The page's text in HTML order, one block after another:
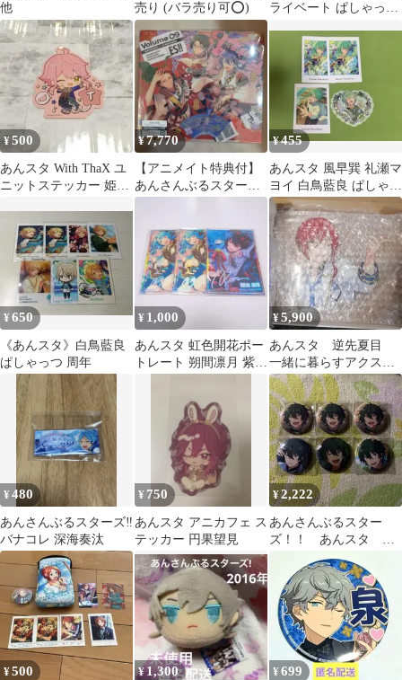
他
売り (バラ売り可⭕️)
ライベート ぱしゃっつ
¥500
あんスタ With ThaX ユ
ニットステッカー 姫宮
¥7,770
【アニメイト特典付】
あんさんぶるスター
ズ!!アルバムシリーズ
¥455
あんスタ 風早巽 礼瀬マ
ヨイ 白鳥藍良 ぱしゃっ
つ プチプリ
¥650
《あんスタ》白鳥藍良
ぱしゃっつ 周年
¥ 1,000
あんスタ 虹色開花ポー
トレート 朔間凛月 紫之
¥5,900
あんスタ 逆先夏目
一緒に暮らすアクス
タ Switch あんさん
ぶるスターズ
¥480
あんさんぶるスターズ‼︎
バナコレ 深海奏汰
¥ 750
あんスタ アニカフェ ス
テッカー 円果望見
¥2,222
あんさんぶるスター
ズ！！ あんスタ 影
片みか 缶バッジ イ
ベコレ まとめ売り
¥500 ¥1,300 ¥699